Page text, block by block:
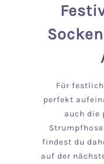
Für
perfekt
auch die
findest du
auf der